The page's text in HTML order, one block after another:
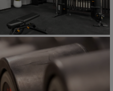
新規オープンおよびオープ
のホテル
Radisson Meetings
Radisson Meetings をご紹
会議スペースを予約します